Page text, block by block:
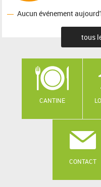
Aucun événement
tous
CANTINE
CONTACT